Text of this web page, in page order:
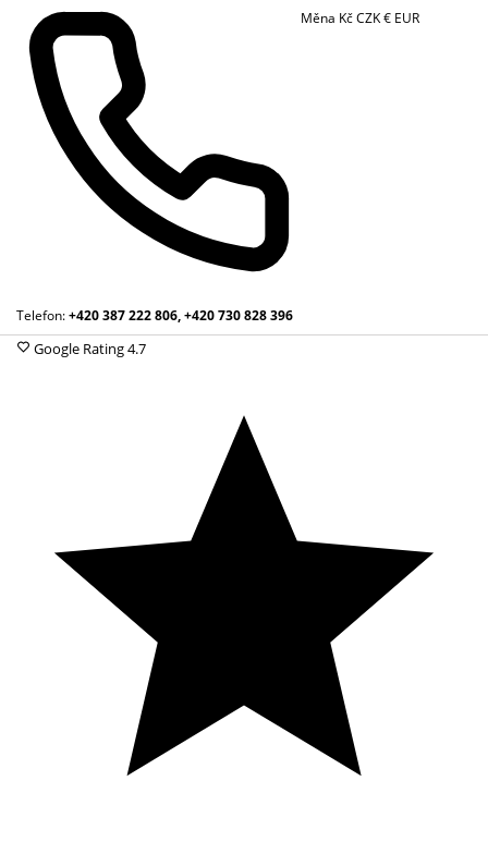
Telefon:+420 387 222 806, +420 730 828 396
Měna KčCZK€ EUR
Google Rating4.7